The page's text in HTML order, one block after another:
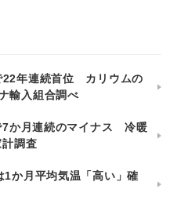
22年連続首位 カリウムの
輸入組合調べ
7か月連続のマイナス 冷暖
調査
か月平均気温「高い」確